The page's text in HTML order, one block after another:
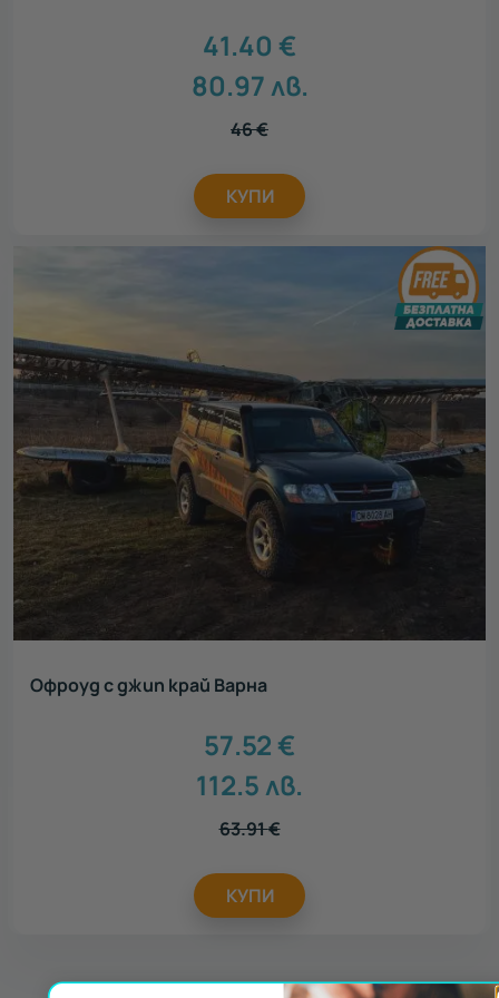
41.40 €
80.97лв.
46€
КУПИ
Офроуд с джип край Варна
57.52€
112.5лв.
63.91€
КУПИ